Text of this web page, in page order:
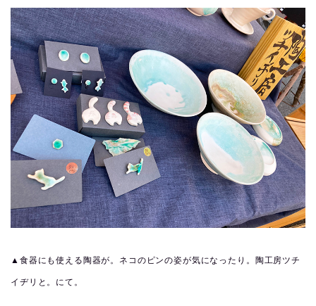
▲食器にも使える陶器が。ネコのピンの姿が気になったり。陶工房ツチ
イヂリと。にて。